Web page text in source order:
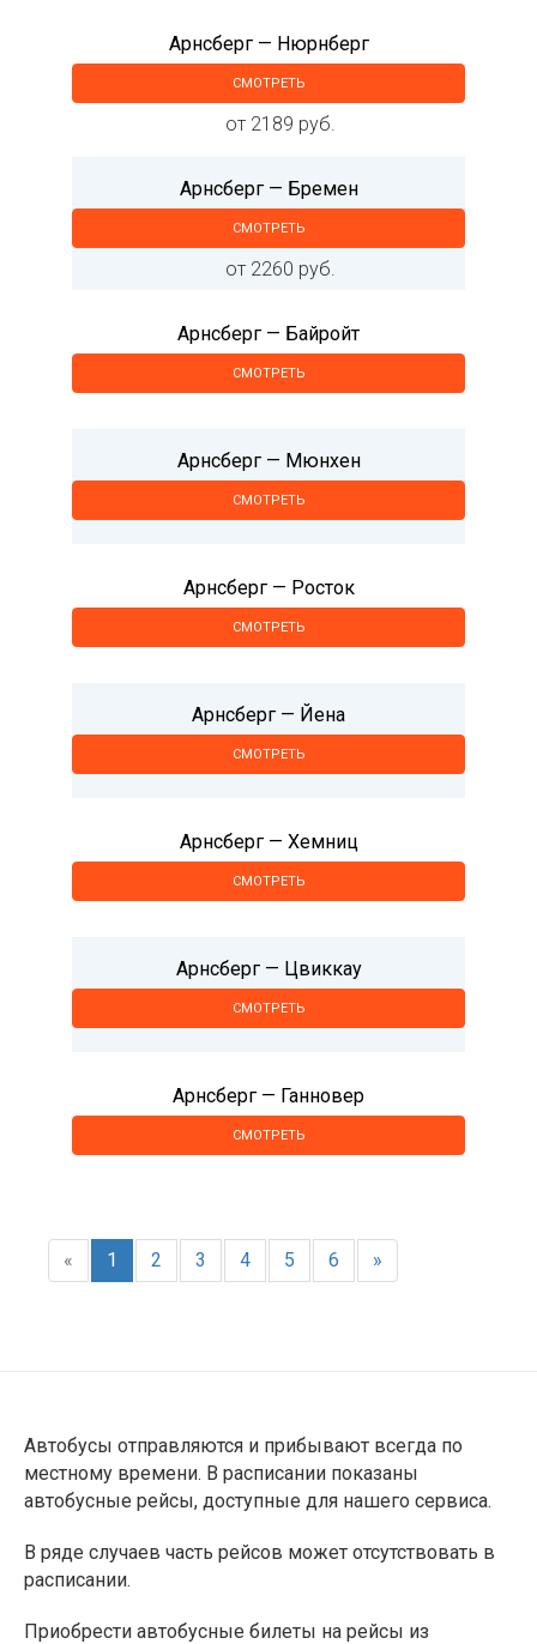
Арнсберг — Нюрнберг
СМОТРЕТЬ
от 2189 руб.
Арнсберг — Бремен
СМОТРЕТЬ
от 2260 руб.
Арнсберг — Байройт
СМОТРЕТЬ
Арнсберг — Мюнхен
СМОТРЕТЬ
Арнсберг — Росток
СМОТРЕТЬ
Арнсберг — Йена
СМОТРЕТЬ
Арнсберг — Хемниц
СМОТРЕТЬ
Арнсберг — Цвиккау
СМОТРЕТЬ
Арнсберг — Ганновер
СМОТРЕТЬ
« 1 2 3 4 5 6 »
Автобусы отправляются и прибывают всегда по
местному времени. В расписании показаны
автобусные рейсы, доступные для нашего сервиса.
В ряде случаев часть рейсов может отсутствовать в
расписании.
Приобрести автобусные билеты на рейсы из